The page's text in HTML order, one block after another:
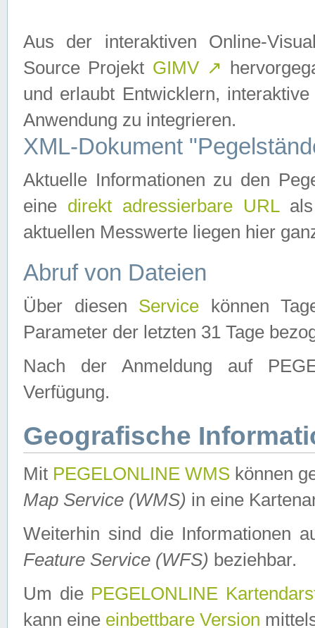
Aus der interaktiven Online-
Source Projekt GIMV ↗
und erlaubt Entwicklern,
Anwendung zu integrieren.
XML-Dokument
Aktuelle Informationen zu den
eine direkt adressierbare URLals
aktuellen Messwerte liegen hier
Abruf von Dateien
Über diesen Service können
Parameter der letzten 31 Tage
Nach der Anmeldung auf
Verfügung.
Geografische
Mit PEGELONLINE WMS können
Map Service (WMS) in eine
Weiterhin sind die Informationen
Feature Service (WFS) beziehbar.
Um die PEGELONLINE
kann eine einbettbare Version